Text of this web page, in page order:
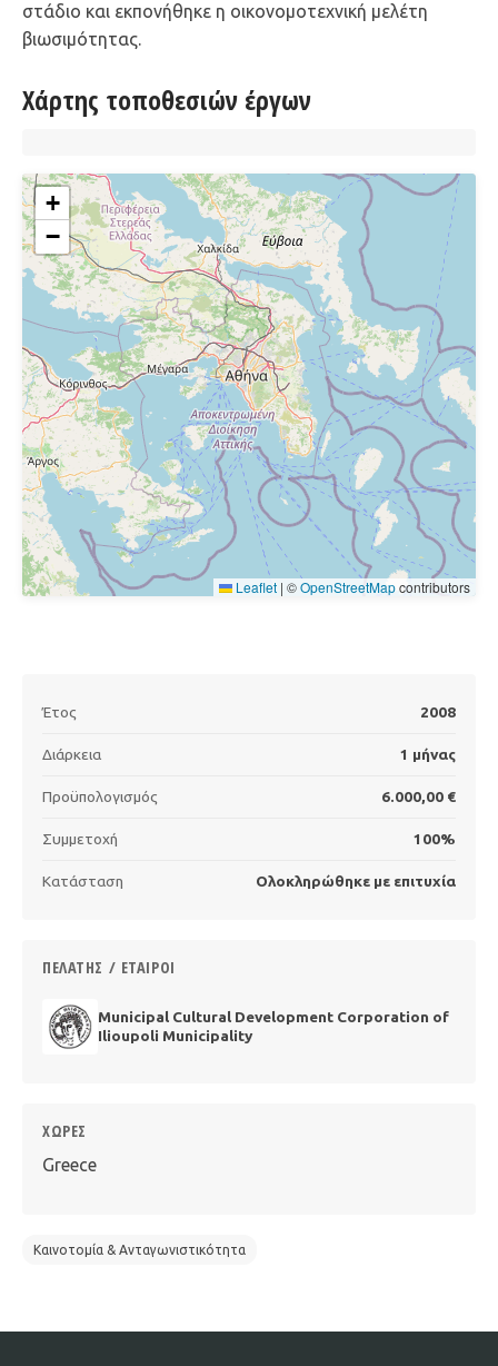
στάδιο και εκπονήθηκε η οικονομοτεχνική μελέτη
βιωσιμότητας.
Χάρτης τοποθεσιών έργων
+
−
Leaflet | ©OpenStreetMapcontributors
Έτος 2008
Διάρκεια 1 μήνας
Προϋπολογισμός 6.000,00 €
Συμμετοχή 100%
Κατάσταση Ολοκληρώθηκε με επιτυχία
ΠΕΛΆΤΗΣ / ΕΤΑΊΡΟΙ
Municipal Cultural Development Corporation of
Ilioupoli Municipality
ΧΏΡΕΣ
Greece
Καινοτομία & Ανταγωνιστικότητα